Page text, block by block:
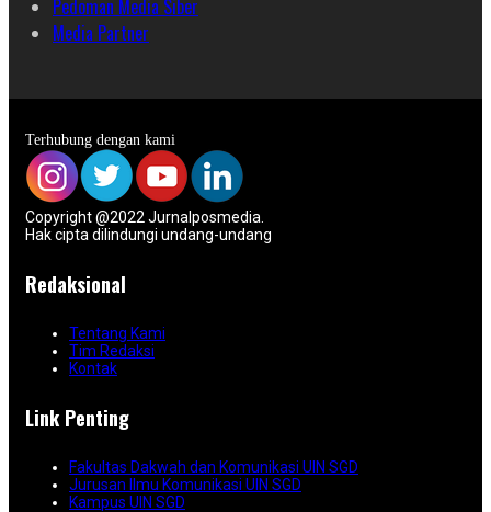
Pedoman Media Siber
Media Partner
Terhubung dengan kami
Copyright @2022 Jurnalposmedia.
Hak cipta dilindungi undang-undang
Redaksional
Tentang Kami
Tim Redaksi
Kontak
Link Penting
Fakultas Dakwah dan Komunikasi UIN SGD
Jurusan Ilmu Komunikasi UIN SGD
Kampus UIN SGD